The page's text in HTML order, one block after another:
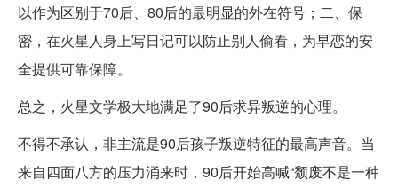
以作为区别于70后、80后的最明显的外在符号；二、保
密，在火星人身上写日记可以防止别人偷看，为早恋的安
全提供可靠保障。
总之，火星文学极大地满足了90后求异叛逆的心理。
不得不承认，非主流是90后孩子叛逆特征的最高声音。当
来自四面八方的压力涌来时，90后开始高喊“颓废不是一种